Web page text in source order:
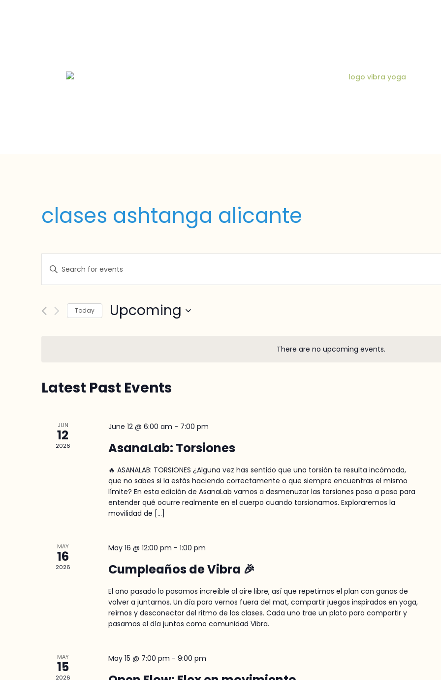
There are no upcoming events.
clases ashtanga alicante
Events
Search
and
Views
Navigation
Enter
Keyword.
Search
Events
Today Upcoming
Latest Past Events
JUN
12
2026
June 12 @ 6:00 am - 7:00 pm
AsanaLab: Torsiones
🔥 ASANALAB: TORSIONES ¿Alguna vez has sentido que una torsión te resulta incómoda,
que no sabes si la estás haciendo correctamente o que siempre encuentras el mismo
límite? En esta edición de AsanaLab vamos a desmenuzar las torsiones paso a paso para
entender qué ocurre realmente en el cuerpo cuando torsionamos. Exploraremos la
movilidad de […]
MAY
16
2026
May 16 @ 12:00 pm - 1:00 pm
Cumpleaños de Vibra 🎉
El año pasado lo pasamos increíble al aire libre, así que repetimos el plan con ganas de
volver a juntarnos. Un día para vernos fuera del mat, compartir juegos inspirados en yoga,
reírnos y desconectar del ritmo de las clases. Cada uno trae un plato para compartir y
pasamos el día juntos como comunidad Vibra.
MAY
15
2026
May 15 @ 7:00 pm - 9:00 pm